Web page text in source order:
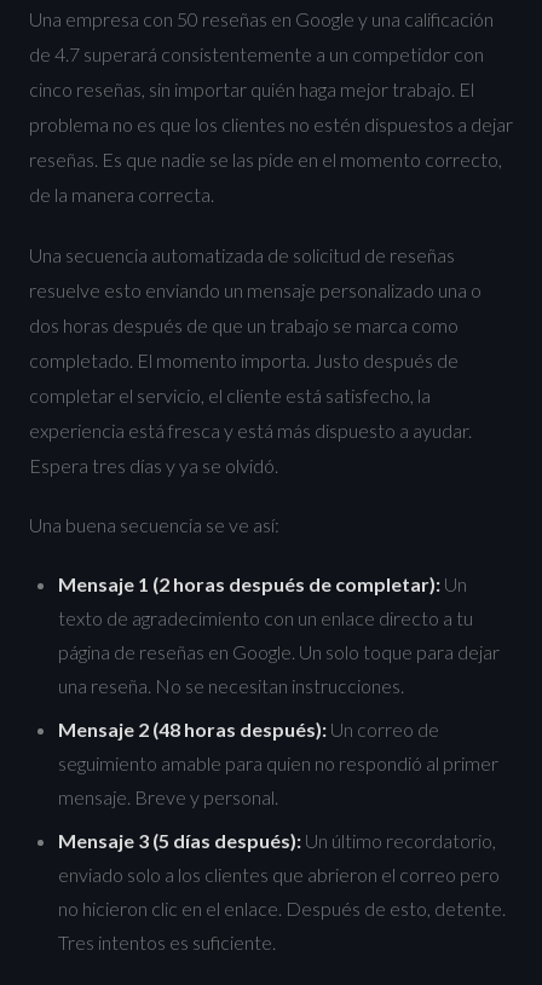
Una empresa con 50 reseñas en Google y una calificación
de 4.7 superará consistentemente a un competidor con
cinco reseñas, sin importar quién haga mejor trabajo. El
problema no es que los clientes no estén dispuestos a dejar
reseñas. Es que nadie se las pide en el momento correcto,
de la manera correcta.
Una secuencia automatizada de solicitud de reseñas
resuelve esto enviando un mensaje personalizado una o
dos horas después de que un trabajo se marca como
completado. El momento importa. Justo después de
completar el servicio, el cliente está satisfecho, la
experiencia está fresca y está más dispuesto a ayudar.
Espera tres días y ya se olvidó.
Una buena secuencia se ve así:
Mensaje 1 (2 horas después de completar): Un
texto de agradecimiento con un enlace directo a tu
página de reseñas en Google. Un solo toque para dejar
una reseña. No se necesitan instrucciones.
Mensaje 2 (48 horas después): Un correo de
seguimiento amable para quien no respondió al primer
mensaje. Breve y personal.
Mensaje 3 (5 días después): Un último recordatorio,
enviado solo a los clientes que abrieron el correo pero
no hicieron clic en el enlace. Después de esto, detente.
Tres intentos es suficiente.